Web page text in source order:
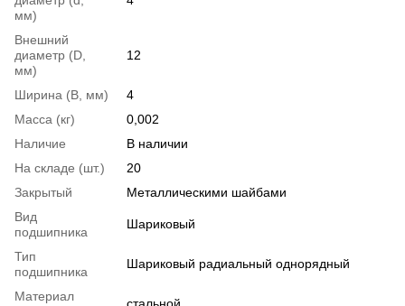
мм)
Внешний
диаметр (D,
мм)
12
Ширина (B, мм)
4
Масса (кг)
0,002
Наличие
В наличии
На складе (шт.)
20
Закрытый
Металлическими шайбами
Вид
подшипника
Шариковый
Тип
подшипника
Шариковый радиальный однорядный
Материал